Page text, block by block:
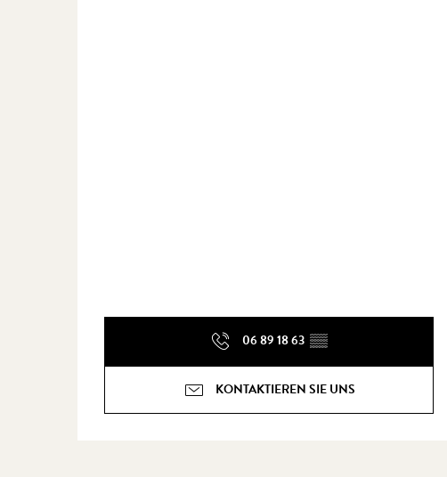
06 89 18 63 ▒▒
KONTAKTIEREN SIE UNS